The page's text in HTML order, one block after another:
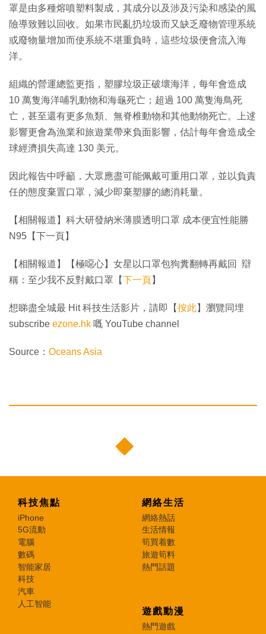
罩是由多種熔噴塑料製成，其成分以及涉及污染和感染的風
險導致難以回收。如果市民亂扔垃圾而又缺乏廢物管理系統
或廢物量增加而使系統不堪重負時，這些垃圾便會流入海
洋。
組織的營運總監更指，塑膠垃圾正破壞海洋，每年會造成
10 萬隻海洋哺乳動物和海龜死亡；超過 100 萬隻海鳥死
亡，甚至還有更多魚類、無脊椎動物和其他動物死亡。上逑
影響更會為漁業和旅遊業帶來負面影響，估計每年會造成全
球經濟損失高達 130 美元。
因此報告中呼籲，大眾應盡可能佩戴可重用口罩，並以負責
任的態度棄置口罩，減少即棄塑膠的總消耗量。
【相關報道】科大研發納米薄膜透明口罩 成本便宜性能勝
N95【下一頁】
【相關報道】【極噁心】女星以口罩包狗糞翻轉再戴回 辯
稱：至少我不反對戴口罩【下一頁】
想睇盡全城最 Hit 科技生活影片，請即【按此】瀏覽同埋
subscribe ezone.hk 嘅 YouTube channel
Source： Oceans Asia
科技焦點
iPhone
5G流動
電腦
數碼
智能家居
科技
汽車
人工智能
網絡生活
網絡熱話
生活情報
筍買着數
旅遊筍料
熱門話題
遊戲動漫
熱門遊戲